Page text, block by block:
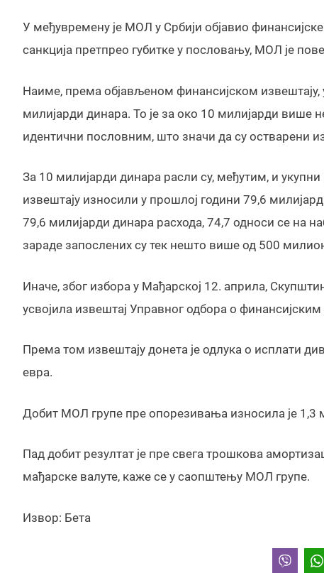
У међувремену је МОЛ у Србији објавио
санкција претпрео губитке у пословању, МОЛ је
Наиме, према објављеном финансијском
милијарди динара. То је за око 10 милијарди више
идентични пословним, што значи да су остварени
За 10 милијарди динара расли су, међутим, и
извештају износили у прошлој години 79,6
79,6 милијарди динара расхода, 74,7 односи се на
зараде запослених су тек нешто више од 500
Иначе, због избора у Мађарској 12. априла,
усвојила извештај Управног одбора о
Према том извештају донета је одлука о исплати
евра.
Добит МОЛ групе пре опорезивања износила је 1,3
Пад добит резултат је пре свега трошкова
мађарске валуте, каже се у саопштењу МОЛ групе.
Извор: Бета